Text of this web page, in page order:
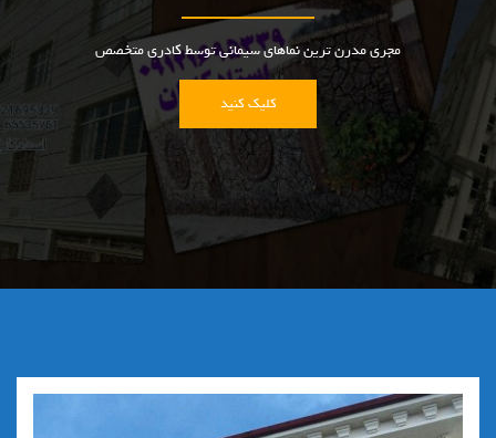
مجری مدرن ترین نماهای سیمانی توسط کادری متخصص
کلیک کنید